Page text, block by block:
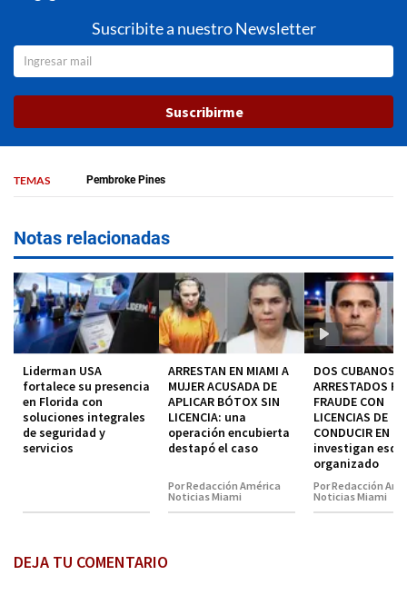
Suscribite a nuestro Newsletter
Suscribirme
TEMAS Pembroke Pines
Notas relacionadas
Liderman USA
fortalece su presencia
en Florida con
soluciones integrales
de seguridad y
servicios
ARRESTAN EN MIAMI A
MUJER ACUSADA DE
APLICAR BÓTOX SIN
LICENCIA: una
operación encubierta
destapó el caso
Por Redacción América
Noticias Miami
DOS CUBANOS
ARRESTADOS
FRAUDE CON
LICENCIAS DE
CONDUCIR EN
investigan
organizado
Por Redacción
Noticias Miami
DEJA TU COMENTARIO